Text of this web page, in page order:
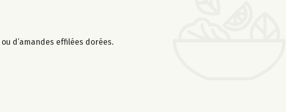
d’amandes effilées dorées.